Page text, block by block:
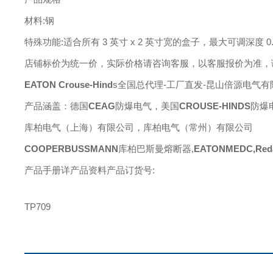
材料:钢
特殊功能:适合所有 3 英寸 x 2 英寸宽的盒子，最大可调深度
店铺标价为统一价，实际价格请咨询客服，以客服报价为准
EATON Crouse-Hinds全国总代理-工厂直发-昆山倍源电气有
产品涵盖：德国CEAG防爆电气，美国CROUSE-HINDS防爆
库柏电气（上海）有限公司，库柏电气（常州）有限公司
COOPERBUSSMANN库柏巴斯曼熔断器,
产品手册详产品资料产品订货号:
TP709